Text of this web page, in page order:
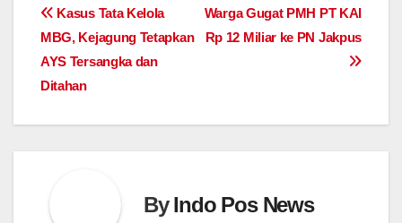
Post
navigation
Warga Gugat PMH PT KAI
Rp 12 Miliar ke PN Jakpus
Kasus Tata Kelola
MBG, Kejagung Tetapkan
AYS Tersangka dan
Ditahan
ByIndo Pos News